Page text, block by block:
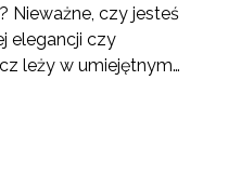
Nieważne, czy jesteś
elegancji czy
leży w umiejętnym…